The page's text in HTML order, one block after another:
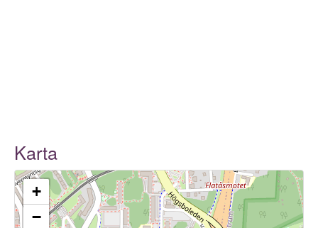
Karta
+
−